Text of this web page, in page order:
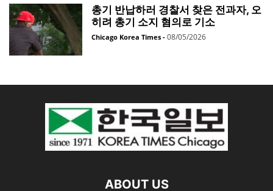
총기 반납하러 경찰서 찾은 전과자, 오
히려 총기 소지 혐의로 기소
Chicago Korea Times - 08/05/2026
ABOUT US